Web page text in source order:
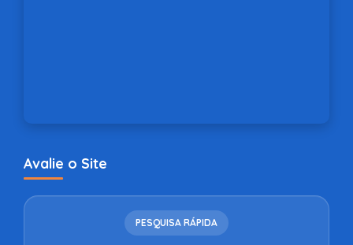
Avalie o Site
PESQUISA RÁPIDA